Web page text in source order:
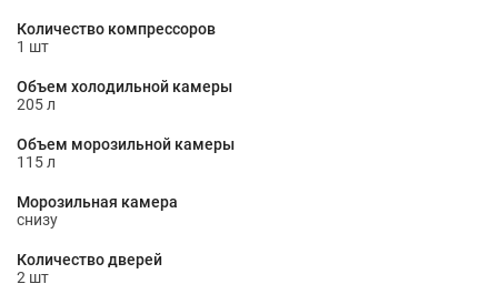
Количество компрессоров
1 шт
Объем холодильной камеры
205 л
Объем морозильной камеры
115 л
Морозильная камера
снизу
Количество дверей
2 шт